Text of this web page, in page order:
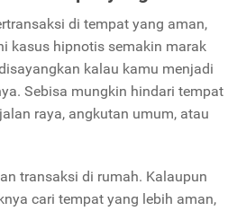
di tempat yang aman,
kasus hipnotis semakin marak
kalau kamu menjadi
Sebisa mungkin hindari tempat
raya, angkutan umum, atau
transaksi di rumah. Kalaupun
cari tempat yang lebih aman,